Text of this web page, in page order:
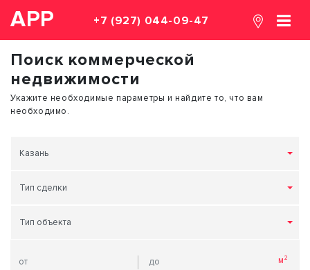
АРР +7 (927) 044-09-47
Поиск коммерческой
недвижимости
Укажите необходимые параметры и найдите то, что вам
необходимо.
Казань
Тип сделки
Тип объекта